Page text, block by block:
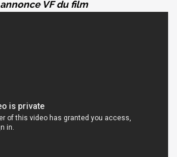
annonce VF du film